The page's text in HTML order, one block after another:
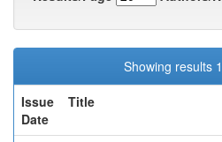
Showing results
Issue
Date
Title